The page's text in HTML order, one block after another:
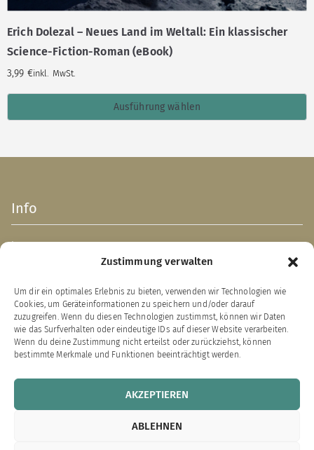
Zustimmung verwalten
Um dir ein optimales Erlebnis zu bieten, verwenden wir Technologien wie
Cookies, um Geräteinformationen zu speichern und/oder darauf
zuzugreifen. Wenn du diesen Technologien zustimmst, können wir Daten
wie das Surfverhalten oder eindeutige IDs auf dieser Website verarbeiten.
Wenn du deine Zustimmung nicht erteilst oder zurückziehst, können
bestimmte Merkmale und Funktionen beeinträchtigt werden.
AKZEPTIEREN
ABLEHNEN
Erich Dolezal – Neues Land im Weltall: Ein klassischer
Science-Fiction-Roman (eBook)
3,99 €inkl. MwSt.
Ausführung wählen
Info
Impressum
Verpackungsentsorgung (PPWR)
Widerrufsbelehrung
Zahlung & Versand
VERTRAG WIDERRUFEN
Links zu unseren Partnerverlagen